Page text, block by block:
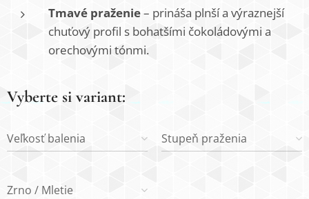
Tmavé praženie– prináša plnší a výraznejší
chuťový profil s bohatšími čokoládovými a
orechovými tónmi.
Vyberte si variant:
Veľkosť balenia Stupeň praženia
Zrno / Mletie